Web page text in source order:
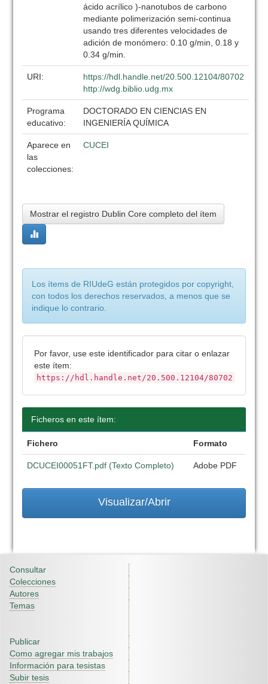
ácido acrílico )-nanotubos de carbono
mediante polimerización semi-continua
usando tres diferentes velocidades de
adición de monómero: 0.10 g/min, 0.18 y
0.34 g/min.
URI:
https://hdl.handle.net/20.500.12104/80702
http://wdg.biblio.udg.mx
Programa
educativo:
DOCTORADO EN CIENCIAS EN
INGENIERÍA QUÍMICA
Aparece en
las
colecciones:
CUCEI
Mostrar el registro Dublin Core completo del ítem
Los ítems de RIUdeG están protegidos por copyright,
con todos los derechos reservados, a menos que se
indique lo contrario.
Por favor, use este identificador para citar o enlazar
este ítem:
https://hdl.handle.net/20.500.12104/80702
Ficheros en este ítem:
Fichero Formato
DCUCEI00051FT.pdf (Texto Completo) Adobe PDF
Visualizar/Abrir
Consultar
Colecciones
Autores
Temas
Publicar
Como agregar mis trabajos
Información para tesistas
Subir tesis